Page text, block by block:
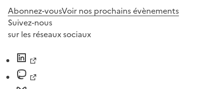
Abonnez-vousVoir nos prochains évènements
Suivez-nous
sur les réseaux sociaux